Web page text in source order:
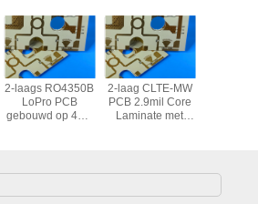
2-laags RO4350B
LoPro PCB
gebouwd op 4mil
magnetron, snelle
2-laag CLTE-MW
PCB 2.9mil Core
Laminate met
hoogfrequente